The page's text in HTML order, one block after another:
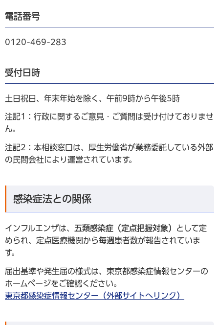
電話番号
0120-469-283
受付日時
土日祝日、年末年始を除く、午前9時から午後5時
注記1：行政に関するご意見・ご質問は受け付けておりませ
ん。
注記2：本相談窓口は、厚生労働省が業務委託している外部
の民間会社により運営されています。
感染症法との関係
インフルエンザは、 五類感染症（定点把握対象）
として定
められ、定点医療機関から毎週患者数が報告されていま
す。
届出基準や発生届の様式は、東京都感染症情報センターの
ホームページをご確認ください。
東京都感染症情報センター（外部サイトへリンク）